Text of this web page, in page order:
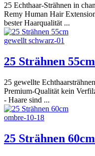
25 Echthaar-Strähnen in
Remy Human Hair
bester Haarqualität ...
25 Strähnen
25 gewellte
Premium-Qualität kein
- Haare sind ...
25 Strähnen